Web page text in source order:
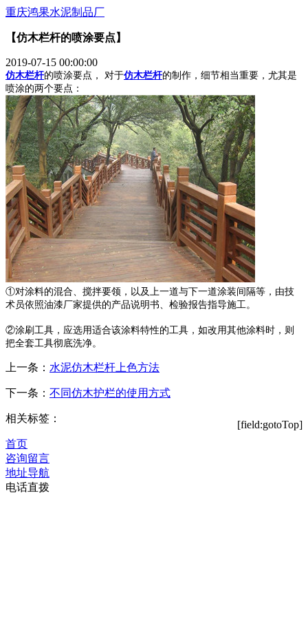
重庆鸿果水泥制品厂
【仿木栏杆的喷涂要点】
2019-07-15 00:00:00
仿木栏杆的喷涂要点， 对于仿木栏杆的制作，细节相当重要，尤其是
喷涂的两个要点：
①对涂料的混合、搅拌要领，以及上一道与下一道涂装间隔等，由技
术员依照油漆厂家提供的产品说明书、检验报告指导施工。
②涂刷工具，应选用适合该涂料特性的工具，如改用其他涂料时，则
把全套工具彻底洗净。
上一条： 水泥仿木栏杆上色方法
下一条： 不同仿木护栏的使用方式
相关标签：
[field:gotoTop]
首页
咨询留言
地址导航
电话直拨